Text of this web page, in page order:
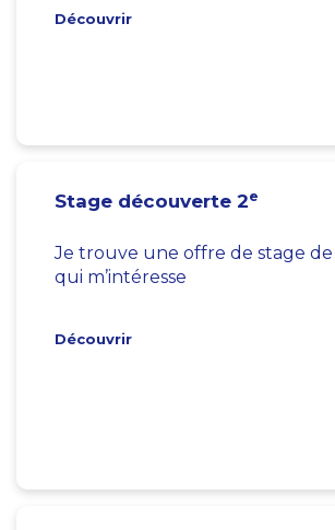
Découvrir
Stage découverte 2e
Je trouve une offre de stage de
qui m’intéresse
Découvrir